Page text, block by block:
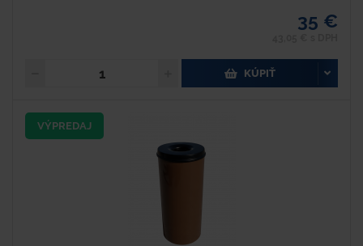
35 €
KÚPIŤ
VÝPREDAJ